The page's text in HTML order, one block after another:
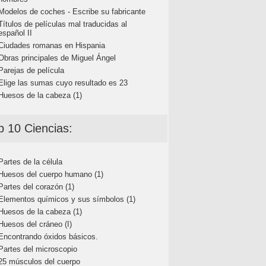
de coches - Escribe su fabricante
de películas mal traducidas al
II
romanas en Hispania
principales de Miguel Ángel
de película
las sumas cuyo resultado es 23
de la cabeza (1)
10 Ciencias:
de la célula
del cuerpo humano (1)
del corazón (1)
químicos y sus símbolos (1)
de la cabeza (1)
del cráneo (I)
óxidos básicos.
del microscopio
músculos del cuerpo